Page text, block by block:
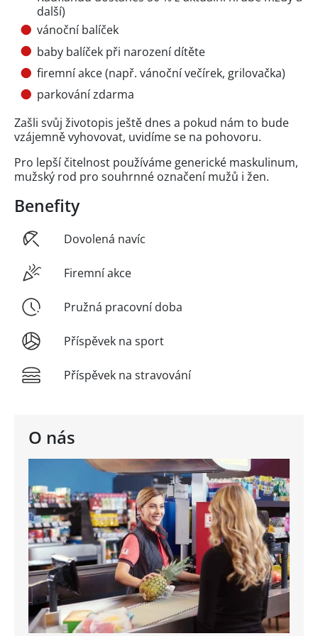
O nás
další)
vánoční balíček
baby balíček při narození dítěte
firemní akce (např. vánoční večírek, grilovačka)
parkování zdarma
Zašli svůj životopis ještě dnes a pokud nám to bude
vzájemně vyhovovat, uvidíme se na pohovoru.
Pro lepší čitelnost používáme generické maskulinum,
mužský rod pro souhrnné označení mužů i žen.
Benefity
Dovolená navíc
Firemní akce
Pružná pracovní doba
Příspěvek na sport
Příspěvek na stravování